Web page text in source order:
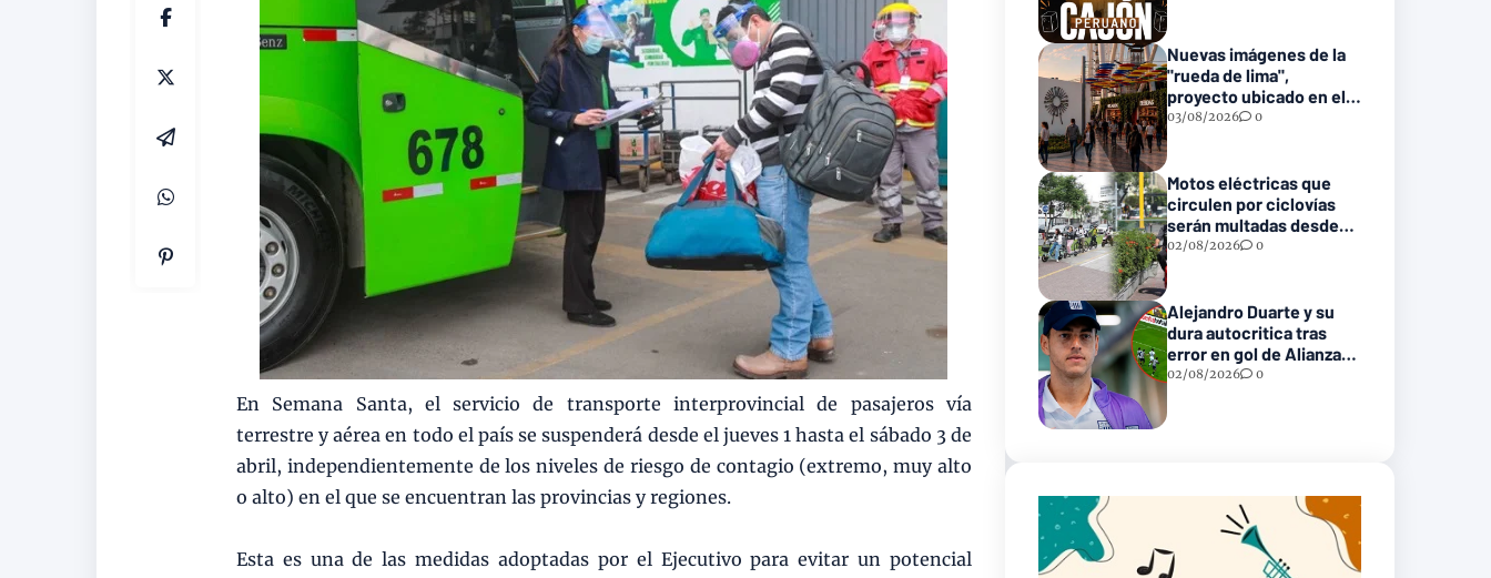
En Semana Santa, el servicio de transporte interprovincial de pasajeros vía
terrestre y aérea en todo el país se suspenderá desde el jueves 1 hasta el sábado 3 de
abril, independientemente de los niveles de riesgo de contagio (extremo, muy alto
o alto) en el que se encuentran las provincias y regiones.
Esta es una de las medidas adoptadas por el Ejecutivo para evitar un potencial
Nuevas imágenes de la
"rueda de lima",
proyecto ubicado en el
parque de la reserva
03/08/2026 0
Motos eléctricas que
circulen por ciclovías
serán multadas desde
S/ 550 a partir de este 2
02/08/2026 0
Alejandro Duarte y su
dura autocritica tras
error en gol de Alianza
Atlético
02/08/2026 0